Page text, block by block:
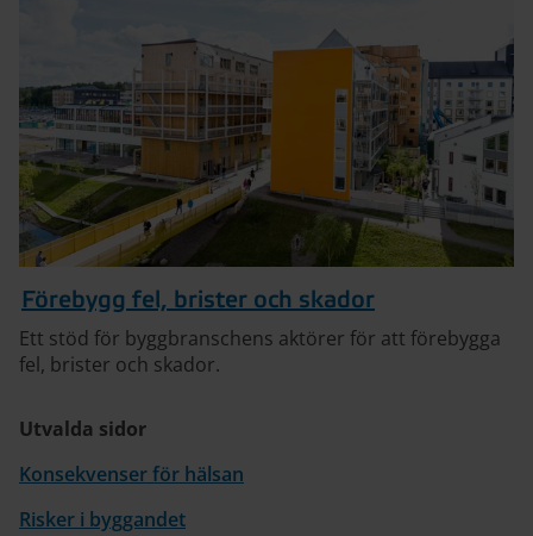
Förebygg fel, brister och skador
Ett stöd för byggbranschens aktörer för att förebygga
fel, brister och skador.
Utvalda sidor
Konsekvenser för hälsan
Risker i byggandet